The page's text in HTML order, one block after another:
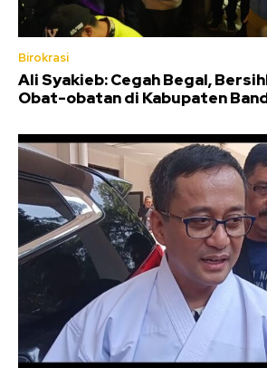
Birokrasi
Ali Syakieb: Cegah Begal,
Obat-obatan di Kabupaten